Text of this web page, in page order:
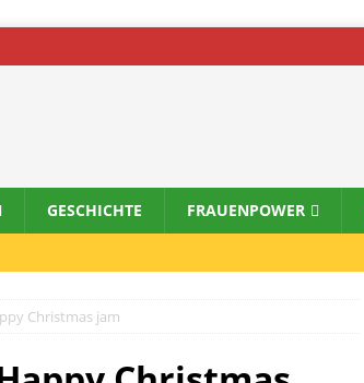
GESCHICHTE FRAUENPOWER
Christmas jam